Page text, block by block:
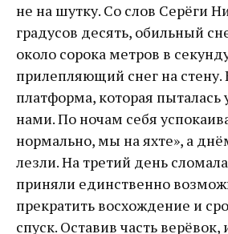
не на шутку. Со слов Серёги
градусов десять, обильный
около сорока метров в
прилепляющий снег на стену.
платформа, которая пыталась
нами. По ночам себя
нормально, мы на яхте», а
лезли. На третий день
приняли единственно
прекратить восхождение и
спуск. Оставив часть